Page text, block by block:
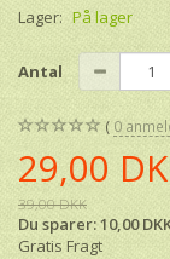
Lager: På lager
Antal
0
29,00
39,00 DKK
Du sparer:10,00
Gratis Fragt